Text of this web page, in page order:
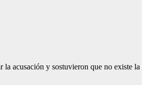
acusación y sostuvieron que no existe la